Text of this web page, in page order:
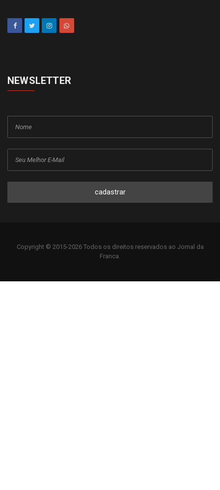
NEWSLETTER
cadastrar
Copyright © 2015-2026 Todos os direitos reservados ao Jornal da
Franca.